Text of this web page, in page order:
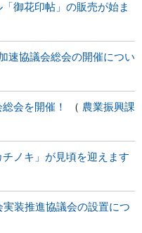
御花印帖」の販売が始ま
速協議会総会の開催につい
会を開催！ 農業振興課
ノキ」が見頃を迎えます
装推進協議会の設置につ